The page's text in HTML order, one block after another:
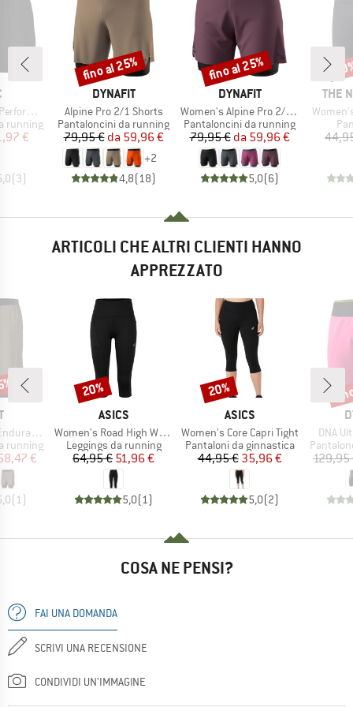
Shorts II
running
ridotto
€
(3)
MARCHIO
DYNAFIT
Articolo
Alpine Pro 2/1 Shorts
Gruppo di prodotti
Pantaloncini da running
Prezzo
79,95 € Prezzo ridotto
da 59,96 €
+2
4,8(18)
Sconto
fino al 25%
MARCHIO
DYNAFIT
Articolo
Women's Alpine Pro 2/1 Shorts
Gruppo di prodotti
Pantaloncini da running
Prezzo
79,95 € Prezzo ridotto
da 59,96 €
5,0(6)
Sconto
fino al 25%
THE
Articolo
ARTICOLI CHE ALTRI CLIENTI HANNO
APPREZZATO
Tech
running
ridotto
€
(1)
MARCHIO
ASICS
Articolo
Women's Road High Waist Capri Tight
Gruppo di prodotti
Leggings da running
Prezzo
64,95 €Prezzo ridotto
51,96 €
5,0(1)
Sconto
20%
MARCHIO
ASICS
Articolo
Women's Core Capri Tight
Gruppo di prodotti
Pantaloni da ginnastica
Prezzo
44,95 €Prezzo ridotto
35,96 €
5,0(2)
Sconto
20%
Articolo
DNA
Gruppo
129,95
COSA NE PENSI?
FAI UNA DOMANDA
SCRIVI UNA RECENSIONE
CONDIVIDI UN'IMMAGINE